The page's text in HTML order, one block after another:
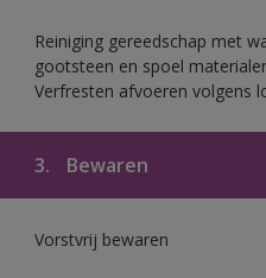
Reiniging gereedschap met
gootsteen en spoel
Verfresten afvoeren volgens
3. Bewaren
Vorstvrij bewaren